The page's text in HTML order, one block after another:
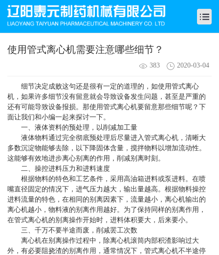
使用管式离心机需要注意哪些细节？
383 2020-03-04
细节决定成败这句还是很有一定的道理的，如使用管式离心
机，如果许多细节没有留意就会导致设备发生问题，甚至是严重的
还有可能导致设备报损。那使用管式离心机要留意那些细节呢？下
面让我们和小编一起来探讨一下。
一、液体资料的预处理，以削减加工量
液体物料通过完全彻底预处理后尽量进入管式离心机，清晰大
多数沉淀物能够去除，以下降固体含量，搅拌物料以增加流动性。
这能够有效地进步离心别离的作用，削减别离时刻。
二、操控进料压力和进料速度
根据物料的特色和工艺条件，采用高油箱进料或泵进料。在喷
嘴直径固定的情况下，进气压力越大，输出量越高。根据物料操控
进料流量的特色，在相同的别离因素下，流量越小，离心机输出的
离心机越小，物料液的别离作用越好。为了保持同样的别离作用，
在管式离心机的别离操作开始时，进料体积要大，后来要小。
三、千万不要半途而废，削减罢工次数
离心机在别离操作过程中，除离心机滚筒内部积渣影响过大
外，有必要阻挠渣的别离作用，通常情况下，管式离心机不半途停